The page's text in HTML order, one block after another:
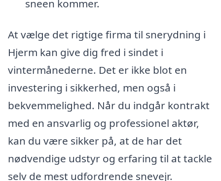
sneen kommer.
At vælge det rigtige firma til snerydning i
Hjerm kan give dig fred i sindet i
vintermånederne. Det er ikke blot en
investering i sikkerhed, men også i
bekvemmelighed. Når du indgår kontrakt
med en ansvarlig og professionel aktør,
kan du være sikker på, at de har det
nødvendige udstyr og erfaring til at tackle
selv de mest udfordrende snevejr.